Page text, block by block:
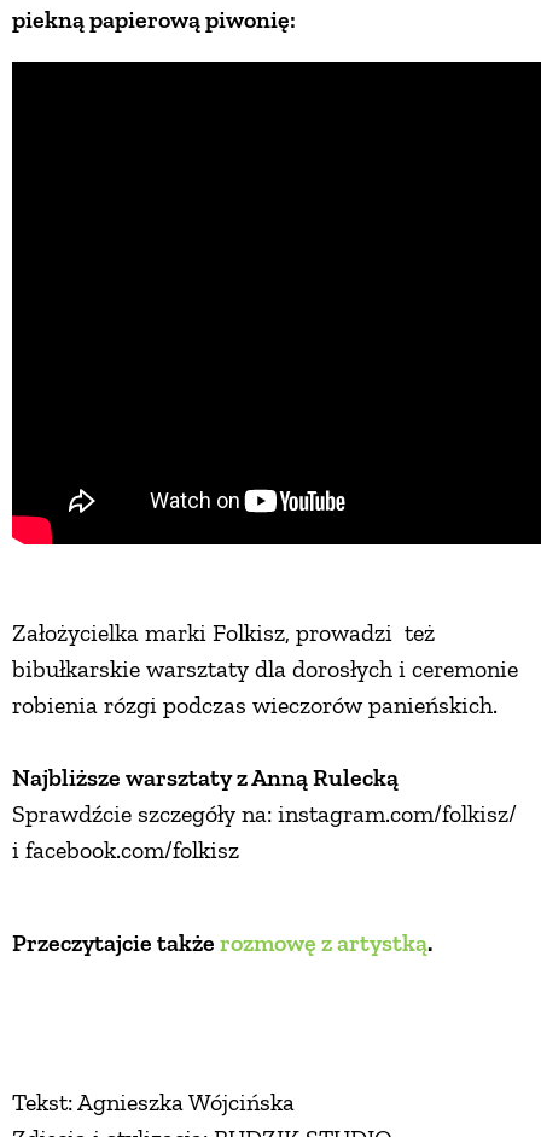
piekną papierową piwonię:
Założycielka marki Folkisz, prowadzi też
bibułkarskie warsztaty dla dorosłych i ceremonie
robienia rózgi podczas wieczorów panieńskich.
Najbliższe warsztaty z Anną Rulecką
Sprawdźcie szczegóły na: instagram.com/folkisz/
i facebook.com/folkisz
Przeczytajcie także rozmowę z artystką.
Tekst: Agnieszka Wójcińska